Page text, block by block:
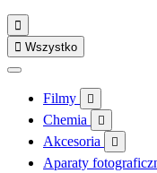

 Wszystko
Filmy 
Chemia 
Akcesoria 
Aparaty